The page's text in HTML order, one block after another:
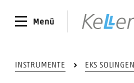
Menü
INSTRUMENTE EKS SOLINGEN